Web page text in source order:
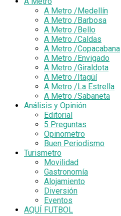
A Metro /Medellín
A Metro /Barbosa
A Metro /Bello
A Metro /Caldas
A Metro /Copacabana
A Metro /Envigado
A Metro /Giraldota
A Metro /Itagüí
A Metro /La Estrella
A Metro /Sabaneta
Análisis y Opinión
Editorial
5 Preguntas
Opinometro
Buen Periodismo
Turismetro
Movilidad
Gastronomía
Alojamiento
Diversión
Eventos
AQUÍ FUTBOL